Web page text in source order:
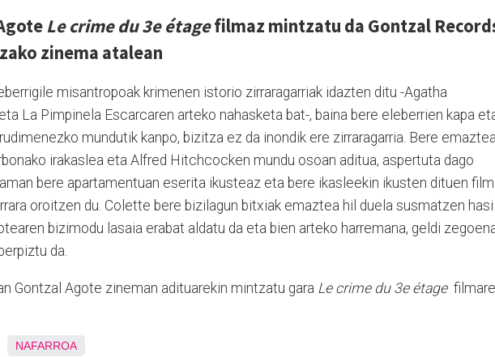
Le crime du 3e étagefilmaz mintzatu da Gontzal
zinema atalean
misantropoak krimenen istorio zirraragarriak idazten ditu -Agatha
La Pimpinela Escarcaren arteko nahasketa bat-, baina bere eleberrien kapa
mundutik kanpo, bizitza ez da inondik ere zirraragarria. Bere
irakaslea eta Alfred Hitchcocken mundu osoan aditua, aspertuta dago
bere apartamentuan eserita ikusteaz eta bere ikasleekin ikusten dituen film
oroitzen du. Colette bere bizilagun bitxiak emaztea hil duela susmatzen hasi
bizimodu lasaia erabat aldatu da eta bien arteko harremana, geldi
da.
Gontzal Agote zineman adituarekin mintzatu gara Le crime du 3e étage
NAFARROA